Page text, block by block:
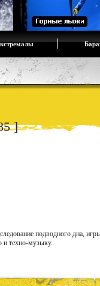
]
подводного дна,
и техно-музыку.